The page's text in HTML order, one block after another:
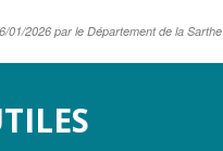
01/2026 par le Département de la Sarthe